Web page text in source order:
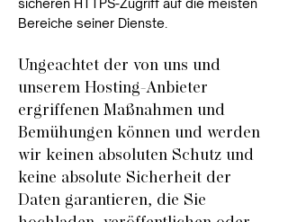
sicheren HTTPS-Zugriff auf die meisten
Bereiche seiner Dienste.​
Ungeachtet der von uns und
unserem Hosting-Anbieter
ergriffenen Maßnahmen und
Bemühungen können und werden
wir keinen absoluten Schutz und
keine absolute Sicherheit der
Daten garantieren, die Sie